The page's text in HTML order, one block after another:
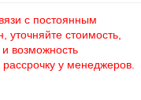
с постоянным
уточняйте стоимость,
возможность
у менеджеров.